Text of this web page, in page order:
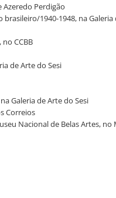
Azeredo Perdigão
1940-1948, na
CCBB
de Arte do Sesi
Galeria de Arte do Sesi
Correios
Nacional de Belas Artes, no